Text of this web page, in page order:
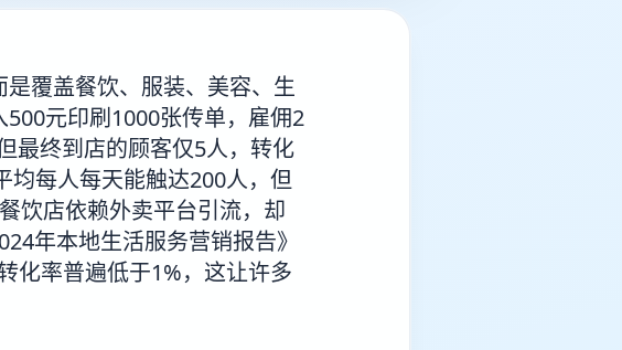
覆盖餐饮、服装、美容、生
元印刷1000张传单，雇佣2
最终到店的顾客仅5人，转化
均每人每天能触达200人，但
饮店依赖外卖平台引流，却
年本地生活服务营销报告》
化率普遍低于1%，这让许多